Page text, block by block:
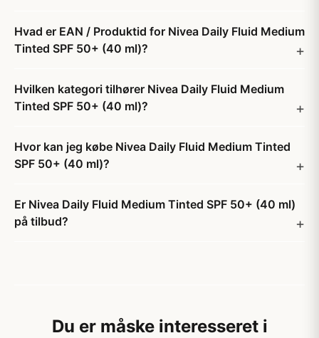
Hvad er EAN / Produktid for Nivea Daily Fluid Medium
Tinted SPF 50+ (40 ml)?
Hvilken kategori tilhører Nivea Daily Fluid Medium
Tinted SPF 50+ (40 ml)?
Hvor kan jeg købe Nivea Daily Fluid Medium Tinted
SPF 50+ (40 ml)?
Er Nivea Daily Fluid Medium Tinted SPF 50+ (40 ml)
på tilbud?
Du er måske interesseret i